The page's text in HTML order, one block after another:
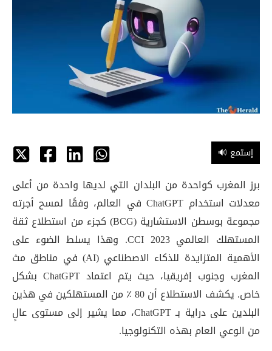
🔊 إستمع
برز المغرب كواحدة من البلدان التي لديها واحدة من أعلى
معدلات استخدام ChatGPT في العالم، وفقًا لمسح أجرته
مجموعة بوسطن الاستشارية (BCG) كجزء من استطلاع ثقة
المستهلك العالمي CCI 2023. وهذا يسلط الضوء على
الأهمية المتزايدة للذكاء الاصطناعي (AI) في مناطق مث
المغرب وجنوب إفريقيا، حيث يتم اعتماد ChatGPT بشكل
خاص. يكشف الاستطلاع أن 80 ٪ من المستهلكين في هذين
البلدين على دراية بـ ChatGPT، مما يشير إلى مستوى عالٍ
من الوعي العام بهذه التكنولوجيا.